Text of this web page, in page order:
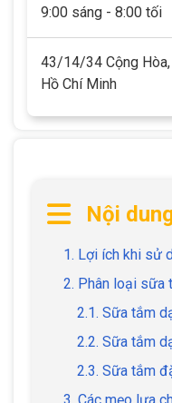
Nội
1. Lợi ích khi sử
2. Phân loại sữa
2.1. Sữa tắm
2.2. Sữa tắm
2.3. Sữa tắm
9:00 sáng - 8:00 tối
43/14/34 Cộng Hòa,
Hồ Chí Minh